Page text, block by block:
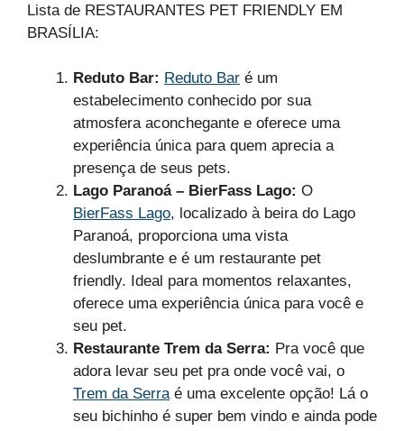
Lista de RESTAURANTES PET FRIENDLY EM
BRASÍLIA:
Reduto Bar: Reduto Bar é um
estabelecimento conhecido por sua
atmosfera aconchegante e oferece uma
experiência única para quem aprecia a
presença de seus pets.
Lago Paranoá – BierFass Lago: O
BierFass Lago, localizado à beira do Lago
Paranoá, proporciona uma vista
deslumbrante e é um restaurante pet
friendly. Ideal para momentos relaxantes,
oferece uma experiência única para você e
seu pet.
Restaurante Trem da Serra: Pra você que
adora levar seu pet pra onde você vai, o
Trem da Serraé uma excelente opção! Lá o
seu bichinho é super bem vindo e ainda pode